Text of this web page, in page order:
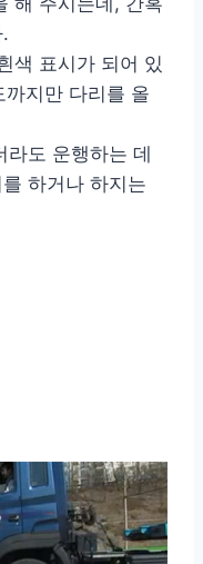
색 표시가 되어 있
지만 다리를 올
라도 운행하는 데
하거나 하지는